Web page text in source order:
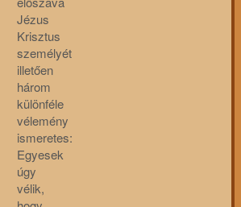
Jézus
Krisztus
személyét
illetően
három
különféle
vélemény
ismeretes:
Egyesek
úgy
vélik,